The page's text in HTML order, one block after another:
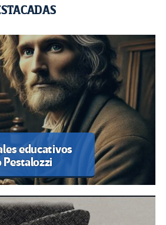
educativos